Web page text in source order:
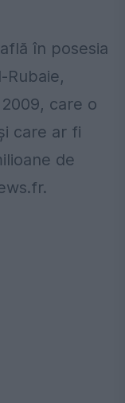
în posesia
Rubaie,
care o
care ar fi
de